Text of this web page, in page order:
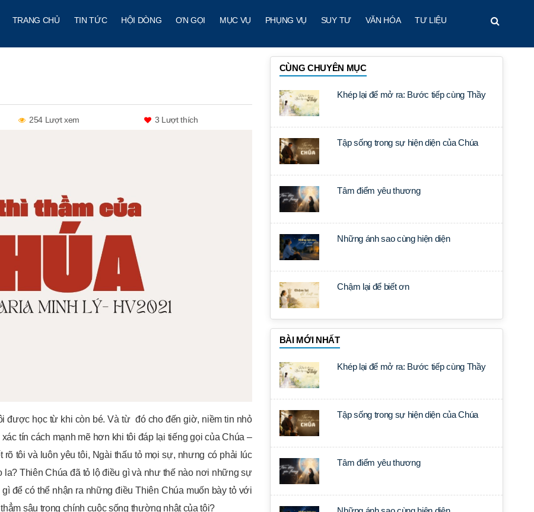
TRANG CHỦ TIN TỨC HỘI DÒNG ƠN GỌI MỤC VỤ PHỤNG VỤ SUY TƯ VĂN HÓA TƯ LIỆU
254 Lượt xem 3 Lượt thích
được học từ khi còn bé. Và từ đó cho đến giờ, niềm tin nhỏ
tín cách mạnh mẽ hơn khi tôi đáp lại tiếng gọi của Chúa –
tôi và luôn yêu tôi, Ngài thấu tỏ mọi sự, nhưng có phải lúc
la? Thiên Chúa đã tỏ lộ điều gì và như thế nào nơi những sự
để có thể nhận ra những điều Thiên Chúa muốn bày tỏ với
sâu trong chính cuộc sống thường nhật của tôi?
CÙNG CHUYÊN MỤC
Khép lại để mở ra: Bước tiếp cùng Thầy
Tập sống trong sự hiện diện của Chúa
Tâm điểm yêu thương
Những ánh sao cùng hiện diện
Chậm lại để biết ơn
BÀI MỚI NHẤT
Khép lại để mở ra: Bước tiếp cùng Thầy
Tập sống trong sự hiện diện của Chúa
Tâm điểm yêu thương